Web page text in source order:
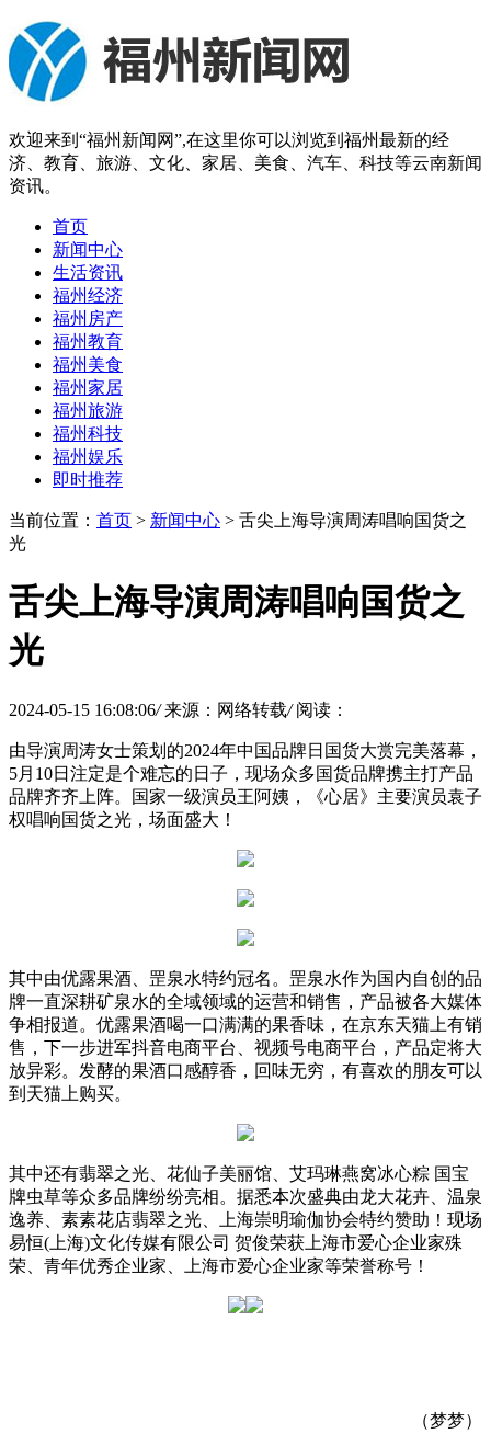
欢迎来到“福州新闻网”,在这里你可以浏览到福州最新的经
济、教育、旅游、文化、家居、美食、汽车、科技等云南新闻
资讯。
首页
新闻中心
生活资讯
福州经济
福州房产
福州教育
福州美食
福州家居
福州旅游
福州科技
福州娱乐
即时推荐
当前位置： 首页 > 新闻中心 > 舌尖上海导演周涛唱响国货之
光
舌尖上海导演周涛唱响国货之
光
2024-05-15 16:08:06/ 来源：网络转载/ 阅读：
由导演周涛女士策划的2024年中国品牌日国货大赏完美落幕，
5月10日注定是个难忘的日子，现场众多国货品牌携主打产品
品牌齐齐上阵。国家一级演员王阿姨，《心居》主要演员袁子
权唱响国货之光，场面盛大！
其中由优露果酒、罡泉水特约冠名。罡泉水作为国内自创的品
牌一直深耕矿泉水的全域领域的运营和销售，产品被各大媒体
争相报道。优露果酒喝一口满满的果香味，在京东天猫上有销
售，下一步进军抖音电商平台、视频号电商平台，产品定将大
放异彩。发酵的果酒口感醇香，回味无穷，有喜欢的朋友可以
到天猫上购买。
其中还有翡翠之光、花仙子美丽馆、艾玛琳燕窝冰心粽 国宝
牌虫草等众多品牌纷纷亮相。据悉本次盛典由龙大花卉、温泉
逸养、素素花店翡翠之光、上海崇明瑜伽协会特约赞助！现场
易恒(上海)文化传媒有限公司 贺俊荣获上海市爱心企业家殊
荣、青年优秀企业家、上海市爱心企业家等荣誉称号！
（梦梦）